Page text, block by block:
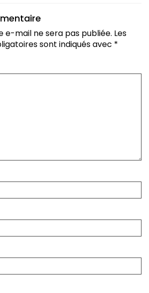
e-mail ne sera pas publiée. Les
sont indiqués avec *